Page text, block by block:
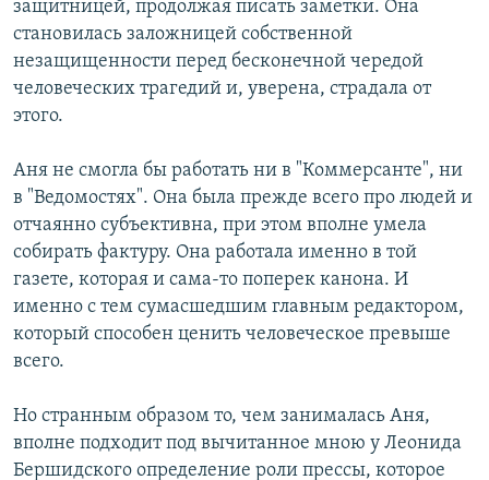
защитницей, продолжая писать заметки. Она
становилась заложницей собственной
незащищенности перед бесконечной чередой
человеческих трагедий и, уверена, страдала от
этого.
Аня не смогла бы работать ни в "Коммерсанте", ни
в "Ведомостях". Она была прежде всего про людей и
отчаянно субъективна, при этом вполне умела
собирать фактуру. Она работала именно в той
газете, которая и сама-то поперек канона. И
именно с тем сумасшедшим главным редактором,
который способен ценить человеческое превыше
всего.
Но странным образом то, чем занималась Аня,
вполне подходит под вычитанное мною у Леонида
Бершидского определение роли прессы, которое